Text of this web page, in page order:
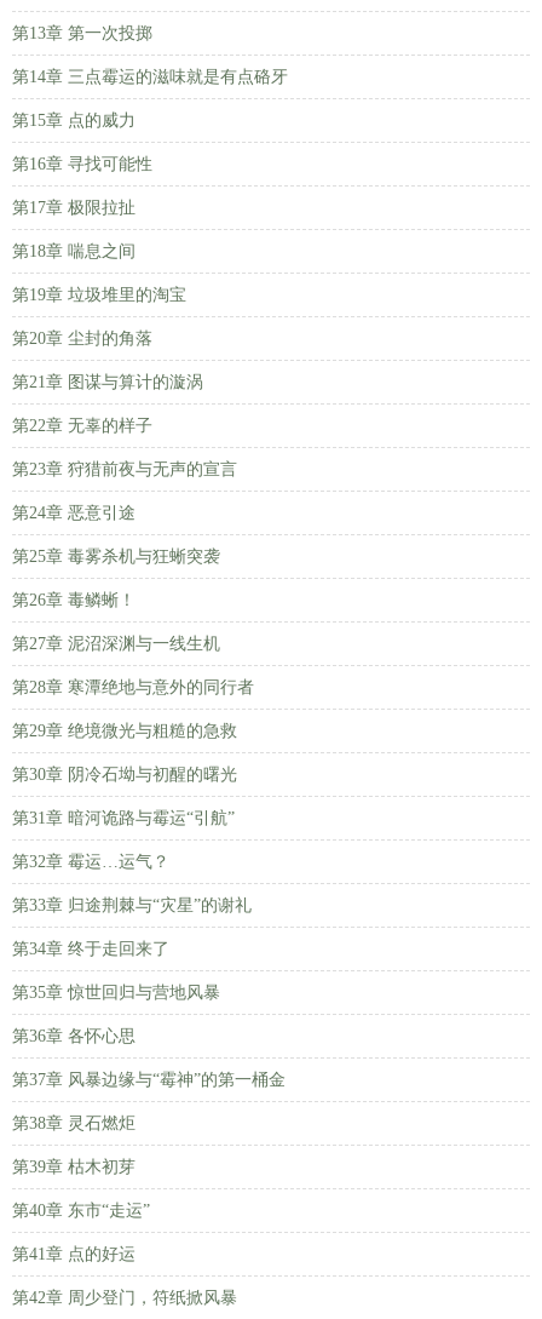
第13章 第一次投掷
第14章 三点霉运的滋味就是有点硌牙
第15章 点的威力
第16章 寻找可能性
第17章 极限拉扯
第18章 喘息之间
第19章 垃圾堆里的淘宝
第20章 尘封的角落
第21章 图谋与算计的漩涡
第22章 无辜的样子
第23章 狩猎前夜与无声的宣言
第24章 恶意引途
第25章 毒雾杀机与狂蜥突袭
第26章 毒鳞蜥！
第27章 泥沼深渊与一线生机
第28章 寒潭绝地与意外的同行者
第29章 绝境微光与粗糙的急救
第30章 阴冷石坳与初醒的曙光
第31章 暗河诡路与霉运“引航”
第32章 霉运…运气？
第33章 归途荆棘与“灾星”的谢礼
第34章 终于走回来了
第35章 惊世回归与营地风暴
第36章 各怀心思
第37章 风暴边缘与“霉神”的第一桶金
第38章 灵石燃炬
第39章 枯木初芽
第40章 东市“走运”
第41章 点的好运
第42章 周少登门，符纸掀风暴